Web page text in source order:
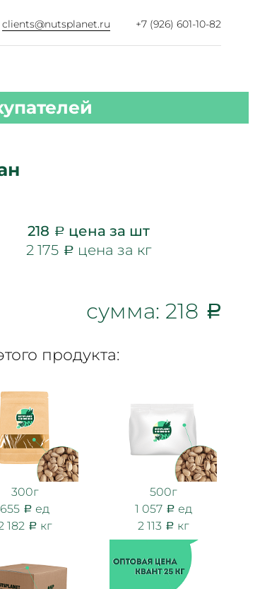
clients@nutsplanet.ru +7 (926) 601-10-82
218
цена за шт
2 175
цена за кг
сумма: 218
продукта:
300г
655
ед
182
кг
500г
1 057
ед
2 113
кг